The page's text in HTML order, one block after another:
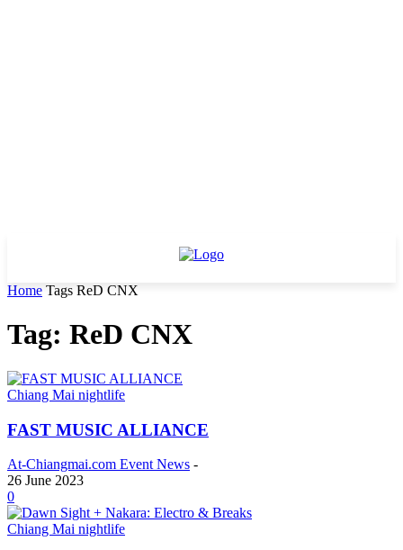
Home Tags ReD CNX
Tag: ReD CNX
Chiang Mai nightlife
FAST MUSIC ALLIANCE
At-Chiangmai.com Event News -
26 June 2023
0
Chiang Mai nightlife